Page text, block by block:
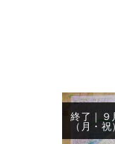
終了｜９
（月・祝